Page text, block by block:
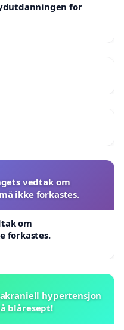
for
vedtak om
ikke forkastes.
om
forkastes.
hypertensjon
blåresept!